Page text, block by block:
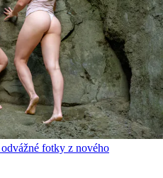
fotky z nového